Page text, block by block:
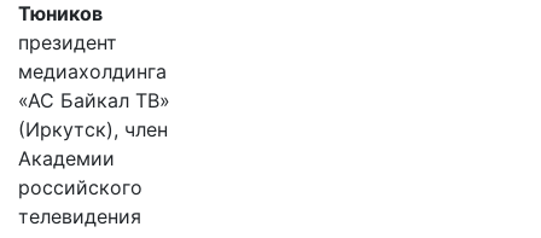
Тюников
президент
медиахолдинга
«АС Байкал ТВ»
(Иркутск), член
Академии
российского
телевидения